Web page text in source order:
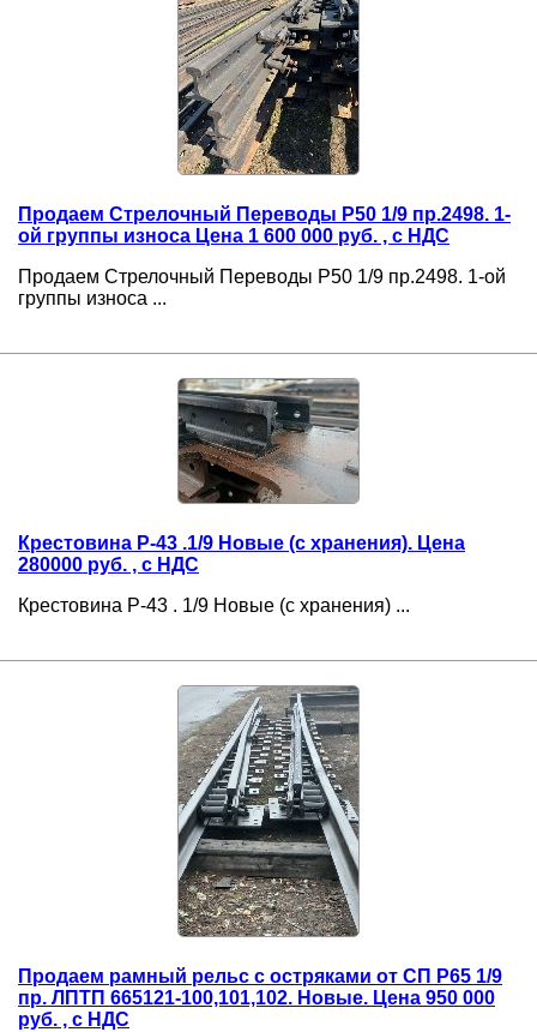
Продаем Стрелочный Переводы Р50 1/9 пр.2498. 1-
ой группы износа Цена 1 600 000 руб. , с НДС
Продаем Стрелочный Переводы Р50 1/9 пр.2498. 1-ой
группы износа ...
Крестовина Р-43 .1/9 Новые (с хранения). Цена
280000 руб. , с НДС
Крестовина Р-43 . 1/9 Новые (с хранения) ...
Продаем рамный рельс с остряками от СП Р65 1/9
пр. ЛПТП 665121-100,101,102. Новые. Цена 950 000
руб. , с НДС